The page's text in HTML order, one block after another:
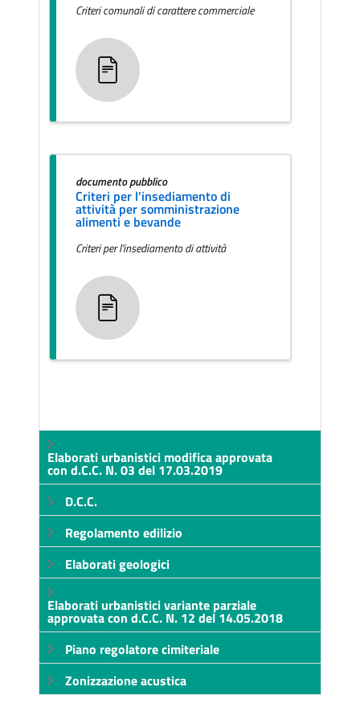
Criteri comunali di carattere commerciale
documento pubblico
Criteri per l'insediamento di
attività per somministrazione
alimenti e bevande
Criteri per l'insediamento di attività
Elaborati urbanistici modifica approvata
con d.C.C. N. 03 del 17.03.2019
D.C.C.
Regolamento edilizio
Elaborati geologici
Elaborati urbanistici variante parziale
approvata con d.C.C. N. 12 del 14.05.2018
Piano regolatore cimiteriale
Zonizzazione acustica